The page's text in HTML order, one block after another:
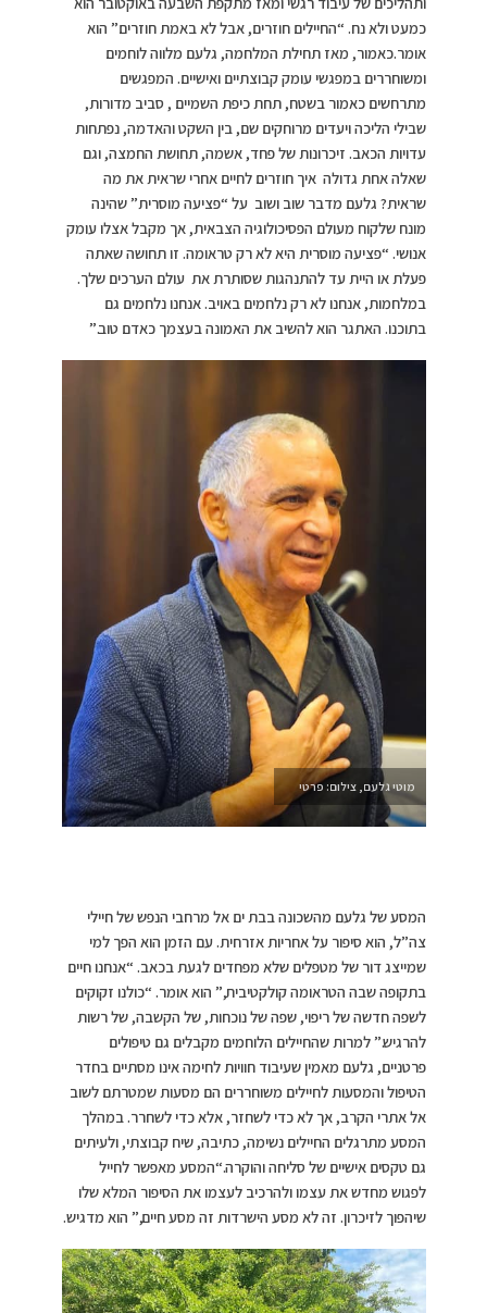
כמעט ולא נח. “החיילים חוזרים, אבל לא באמת חוזרים” הוא
אומר.כאמור, מאז תחילת המלחמה, גלעם מלווה לוחמים
ומשוחררים במפגשי עומק קבוצתיים ואישיים. המפגשים
מתרחשים כאמור בשטח, תחת כיפת השמיים , סביב מדורות,
שבילי הליכה ויעדים מרוחקים שם, בין השקט והאדמה, נפתחות
עדויות הכאב. זיכרונות של פחד, אשמה, תחושת החמצה, וגם
שאלה אחת גדולה איך חוזרים לחיים אחרי שראית את מה
שראית? גלעם מדבר שוב ושוב על “פציעה מוסרית” שהינה
מונח שלקוח מעולם הפסיכולוגיה הצבאית, אך מקבל אצלו עומק
אנושי. “פציעה מוסרית היא לא רק טראומה. זו תחושה שאתה
פעלת או היית עד להתנהגות שסותרת את עולם הערכים שלך.
במלחמות, אנחנו לא רק נלחמים באויב. אנחנו נלחמים גם
בתוכנו. האתגר הוא להשיב את האמונה בעצמך כאדם טוב.”
מוטי גלעם, צילום: פרטי
המסע של גלעם מהשכונה בבת ים אל מרחבי הנפש של חיילי
צה”ל, הוא סיפור על אחריות אזרחית. עם הזמן הוא הפך למי
שמייצג דור של מטפלים שלא מפחדים לגעת בכאב. “אנחנו חיים
בתקופה שבה הטראומה קולקטיבית,” הוא אומר. “כולנו זקוקים
לשפה חדשה של ריפוי, שפה של נוכחות, של הקשבה, של רשות
להרגיש.” למרות שהחיילים הלוחמים מקבלים גם טיפולים
פרטניים, גלעם מאמין שעיבוד חוויות לחימה אינו מסתיים בחדר
הטיפול והמסעות לחיילים משוחררים הם מסעות שמטרתם לשוב
אל אתרי הקרב, אך לא כדי לשחזר, אלא כדי לשחרר. במהלך
המסע מתרגלים החיילים נשימה, כתיבה, שיח קבוצתי, ולעיתים
גם טקסים אישיים של סליחה והוקרה.“המסע מאפשר לחייל
לפגוש מחדש את עצמו ולהרכיב לעצמו את הסיפור המלא שלו
שיהפוך לזיכרון. זה לא מסע הישרדות זה מסע חיים,” הוא מדגיש.